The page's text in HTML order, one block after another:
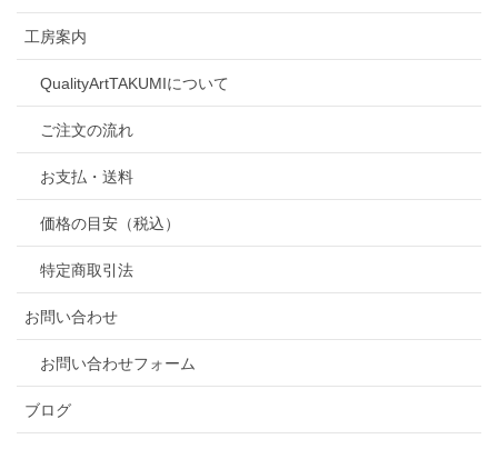
工房案内
QualityArtTAKUMIについて
ご注文の流れ
お支払・送料
価格の目安（税込）
特定商取引法
お問い合わせ
お問い合わせフォーム
ブログ